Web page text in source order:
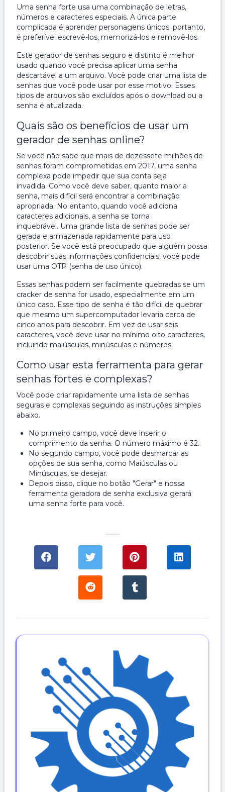
Uma senha forte usa uma combinação de letras,
números e caracteres especiais. A única parte
complicada é aprender personagens únicos; portanto,
é preferível escrevê-los, memorizá-los e removê-los.
Este gerador de senhas seguro e distinto é melhor
usado quando você precisa aplicar uma senha
descartável a um arquivo. Você pode criar uma lista de
senhas que você pode usar por esse motivo. Esses
tipos de arquivos são excluídos após o download ou a
senha é atualizada.
Quais são os benefícios de usar um
gerador de senhas online?
Se você não sabe que mais de dezessete milhões de
senhas foram comprometidas em 2017, uma senha
complexa pode impedir que sua conta seja
invadida. Como você deve saber, quanto maior a
senha, mais difícil será encontrar a combinação
apropriada. No entanto, quando você adiciona
caracteres adicionais, a senha se torna
inquebrável. Uma grande lista de senhas pode ser
gerada e armazenada rapidamente para uso
posterior. Se você está preocupado que alguém possa
descobrir suas informações confidenciais, você pode
usar uma OTP (senha de uso único).
Essas senhas podem ser facilmente quebradas se um
cracker de senha for usado, especialmente em um
único caso. Esse tipo de senha é tão difícil de quebrar
que mesmo um supercomputador levaria cerca de
cinco anos para descobrir. Em vez de usar seis
caracteres, você deve usar no mínimo oito caracteres,
incluindo maiúsculas, minúsculas e números.
Como usar esta ferramenta para gerar
senhas fortes e complexas?
Você pode criar rapidamente uma lista de senhas
seguras e complexas seguindo as instruções simples
abaixo.
No primeiro campo, você deve inserir o
comprimento da senha. O número máximo é 32.
No segundo campo, você pode desmarcar as
opções de sua senha, como Maiúsculas ou
Minúsculas, se desejar.
Depois disso, clique no botão "Gerar" e nossa
ferramenta geradora de senha exclusiva gerará
uma senha forte para você.